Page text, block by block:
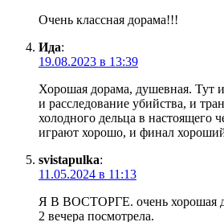
Очень классная дорама!!!
Ида:
19.08.2023 в 13:39
Хорошая дорама, душевная. Тут
и расследование убийства, и
холодного дельца в настоящего
играют хорошо, и финал
svistapulka:
11.05.2024 в 11:13
Я В ВОСТОРГЕ. очень хорошая
2 вечера посмотрела.